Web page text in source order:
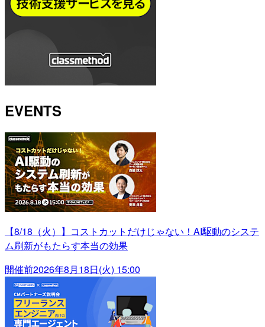
EVENTS
【8/18（火）】コストカットだけじゃない！AI駆動のシステ
ム刷新がもたらす本当の効果
開催前2026年8月18日(火) 15:00